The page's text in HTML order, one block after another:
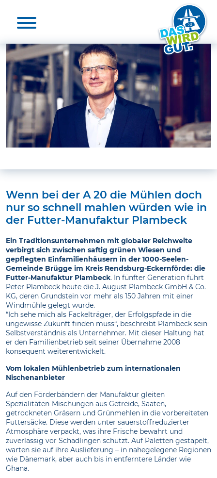
Wenn bei der A 20 die Mühlen doch
nur so schnell mahlen würden wie in
der Futter-Manufaktur Plambeck
Ein Traditionsunternehmen mit globaler Reichweite
verbirgt sich zwischen saftig grünen Wiesen und
gepflegten Einfamilienhäusern in der 1000-Seelen-
Gemeinde Brügge im Kreis Rendsburg-Eckernförde: die
Futter-Manufaktur Plambeck. In fünfter Generation führt
Peter Plambeck heute die J. August Plambeck GmbH & Co.
KG, deren Grundstein vor mehr als 150 Jahren mit einer
Windmühle gelegt wurde.
“Ich sehe mich als Fackelträger, der Erfolgspfade in die
ungewisse Zukunft finden muss“, beschreibt Plambeck sein
Selbstverständnis als Unternehmer. Mit dieser Haltung hat
er den Familienbetrieb seit seiner Übernahme 2008
konsequent weiterentwickelt.
Vom lokalen Mühlenbetrieb zum internationalen
Nischenanbieter
Auf den Förderbändern der Manufaktur gleiten
Spezialitäten-Mischungen aus Getreide, Saaten,
getrockneten Gräsern und Grünmehlen in die vorbereiteten
Futtersäcke. Diese werden unter sauerstoffreduzierter
Atmosphäre verpackt, was ihre Frische bewahrt und
zuverlässig vor Schädlingen schützt. Auf Paletten gestapelt,
warten sie auf ihre Auslieferung – in nahegelegene Regionen
wie Dänemark, aber auch bis in entferntere Länder wie
Ghana.
Elbquerungen
Umwelt
Umfrage
Zeit-Check
Unterstützende
Projekt unterstützen